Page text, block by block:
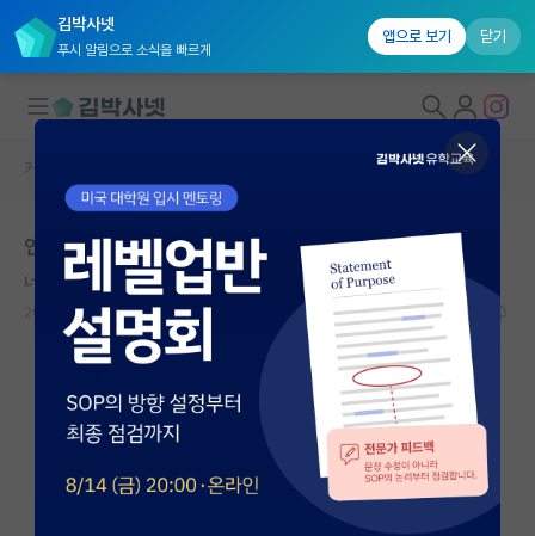
김박사넷
푸시 알림으로 소식을 빠르게
앱으로 보기 닫기
대학원생 모집
국내대학원 정보
연구실&오픈랩
커뮤니티
커뮤니티 홈
전체글보기
베스트 게시판
커뮤니티 홈
연애
너그러운 장 폴 사르트르
2024.03.21 10 2126